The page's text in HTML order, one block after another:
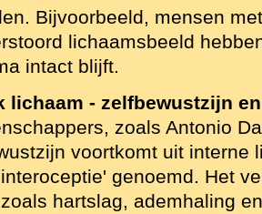
Bijvoorbeeld, mensen
lichaamsbeeld
intact blijft.
lichaam - zelfbewustzijn
zoals Antonio
voortkomt uit interne
genoemd. Het
hartslag, ademhaling